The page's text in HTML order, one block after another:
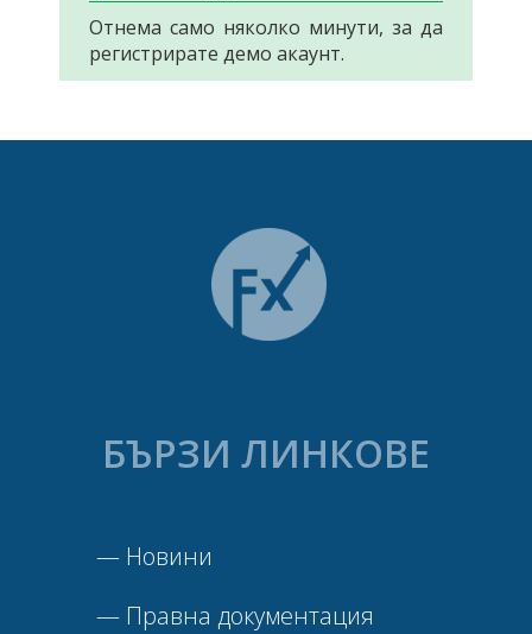
Отнема само няколко минути, за да
регистрирате демо акаунт.
БЪРЗИ ЛИНКОВЕ
— Новини
— Правна документация